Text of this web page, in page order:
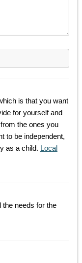
is that you want
for yourself and
the ones you
to be independent,
as a child. Local
the needs for the